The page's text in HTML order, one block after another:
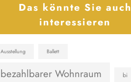
Das könnte Sie auch
interessieren
Ausstellung Ballett
bezahlbarer Wohnraum bi